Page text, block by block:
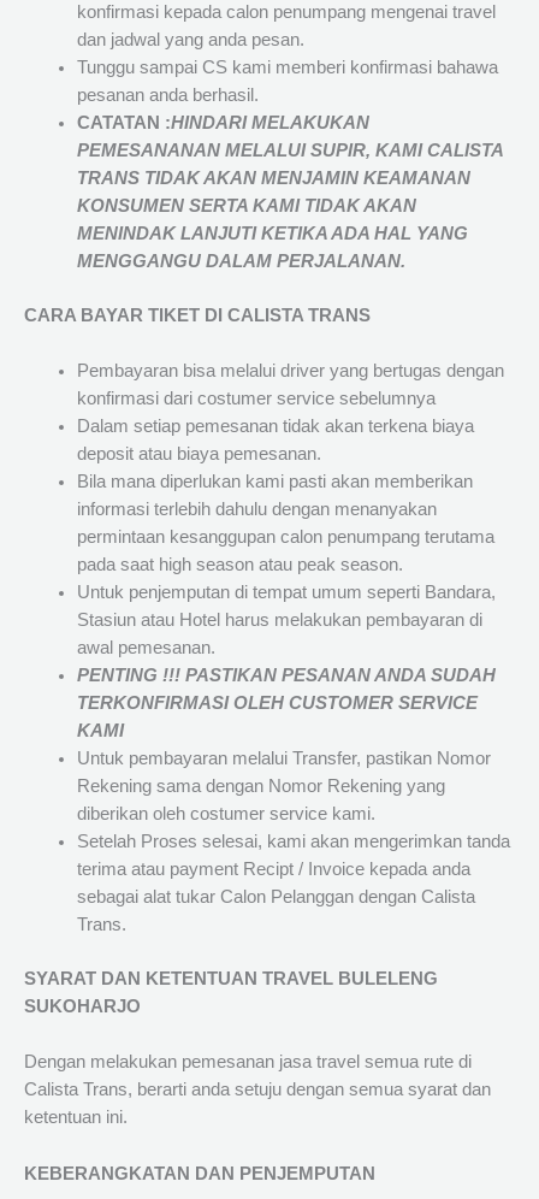
konfirmasi kepada calon penumpang mengenai travel
dan jadwal yang anda pesan.
Tunggu sampai CS kami memberi konfirmasi bahawa
pesanan anda berhasil.
CATATAN :HINDARI MELAKUKAN
PEMESANANAN MELALUI SUPIR, KAMICALISTA
TRANSTIDAK AKAN MENJAMINKEAMANAN
KONSUMEN SERTA KAMI TIDAK AKAN
MENINDAK LANJUTI KETIKA ADA HAL YANG
MENGGANGU DALAM PERJALANAN.
CARA BAYAR TIKET DI CALISTA TRANS
Pembayaran bisa melalui driver yang bertugas dengan
konfirmasi dari costumer service sebelumnya
Dalam setiap pemesanan tidak akan terkena biaya
deposit atau biaya pemesanan.
Bila mana diperlukan kami pasti akan memberikan
informasi terlebih dahulu dengan menanyakan
permintaan kesanggupan calon penumpang terutama
pada saat high season atau peak season.
Untuk penjemputan di tempat umum seperti Bandara,
Stasiun atau Hotel harus melakukan pembayaran di
awal pemesanan.
PENTING !!! PASTIKAN PESANAN ANDA SUDAH
TERKONFIRMASI OLEH CUSTOMER SERVICE
KAMI
Untuk pembayaran melalui Transfer, pastikan Nomor
Rekening sama dengan Nomor Rekening yang
diberikan oleh costumer service kami.
Setelah Proses selesai, kami akan mengerimkan tanda
terima atau payment Recipt / Invoice kepada anda
sebagai alat tukar Calon Pelanggan dengan Calista
Trans.
SYARAT DAN KETENTUAN TRAVEL BULELENG
SUKOHARJO
Dengan melakukan pemesanan jasa travel semua rute di
Calista Trans, berarti anda setuju dengan semua syarat dan
ketentuan ini.
KEBERANGKATAN DAN PENJEMPUTAN